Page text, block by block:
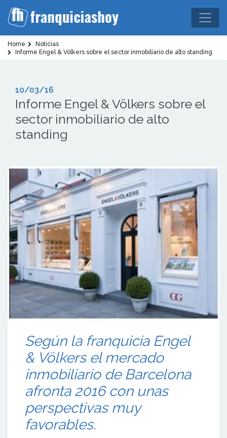
Home
Noticias
Informe Engel & Völkers sobre el sector inmobiliario de alto standing
10/03/16
Informe Engel & Völkers sobre el
sector inmobiliario de alto
standing
Según la franquicia Engel
& Völkers el mercado
inmobiliario de Barcelona
afronta 2016 con unas
perspectivas muy
favorables.